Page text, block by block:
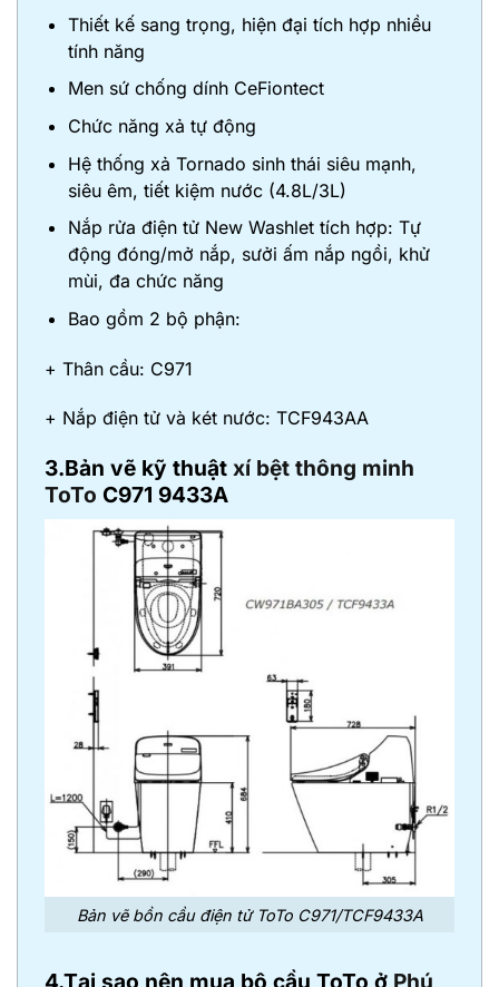
Thiết kế sang trọng, hiện đại tích hợp nhiều
tính năng
Men sứ chống dính CeFiontect
Chức năng xả tự động
Hệ thống xả Tornado sinh thái siêu mạnh,
siêu êm, tiết kiệm nước (4.8L/3L)
Nắp rửa điện tử New Washlet tích hợp: Tự
động đóng/mở nắp, sưởi ấm nắp ngồi, khử
mùi, đa chức năng
Bao gồm 2 bộ phận:
+ Thân cầu: C971
+ Nắp điện tử và két nước: TCF943AA
3.Bản vẽ kỹ thuật xí bệt thông minh
ToTo C971 9433A
Bản vẽ bồn cầu điện tử ToTo C971/TCF9433A